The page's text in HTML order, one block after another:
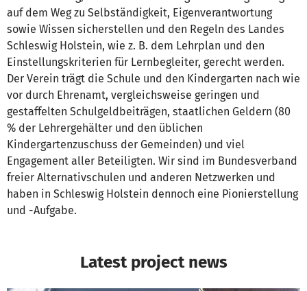
auf dem Weg zu Selbständigkeit, Eigenverantwortung
sowie Wissen sicherstellen und den Regeln des Landes
Schleswig Holstein, wie z. B. dem Lehrplan und den
Einstellungskriterien für Lernbegleiter, gerecht werden.
Der Verein trägt die Schule und den Kindergarten nach wie
vor durch Ehrenamt, vergleichsweise geringen und
gestaffelten Schulgeldbeiträgen, staatlichen Geldern (80
% der Lehrergehälter und den üblichen
Kindergartenzuschuss der Gemeinden) und viel
Engagement aller Beteiligten. Wir sind im Bundesverband
freier Alternativschulen und anderen Netzwerken und
haben in Schleswig Holstein dennoch eine Pionierstellung
und -Aufgabe.
Latest project news